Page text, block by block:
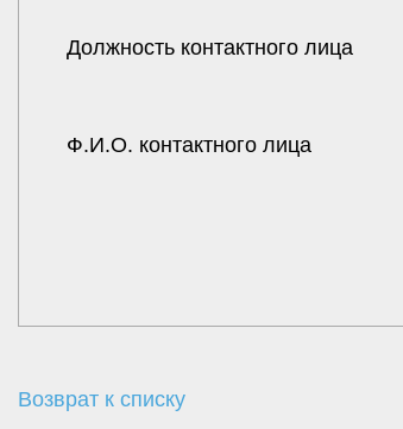
Должность контактного лица
Ф.И.О. контактного лица
Возврат к списку